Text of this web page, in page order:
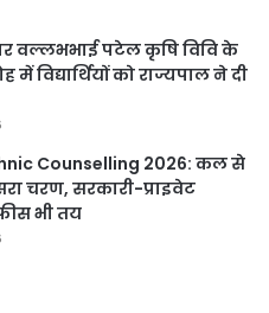
वल्लभभाई पटेल कृषि विवि के
में विद्यार्थियों को राज्यपाल ने दी
Counselling 2026: कल से
चरण, सरकारी-प्राइवेट
भी तय